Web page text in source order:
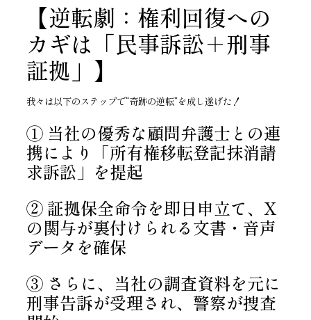
【逆転劇：権利回復への
カギは「民事訴訟＋刑事
証拠」】
我々は以下のステップで“奇跡の逆転”を成し遂げた！
① 当社の優秀な顧問弁護士との連
携により「所有権移転登記抹消請
求訴訟」を提起
② 証拠保全命令を即日申立て、X
の関与が裏付けられる文書・音声
データを確保
③ さらに、当社の調査資料を元に
刑事告訴が受理され、警察が捜査